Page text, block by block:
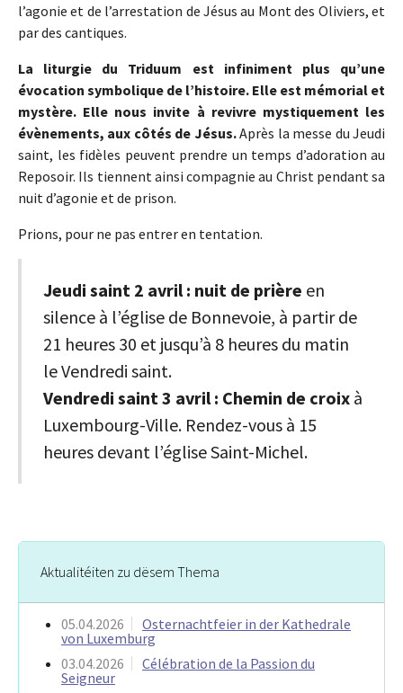
l’agonie et de l’arrestation de Jésus au Mont des Oliviers, et
par des cantiques.
La liturgie du Triduum est infiniment plus qu’une
évocation symbolique de l’histoire. Elle est mémorial et
mystère. Elle nous invite à revivre mystiquement les
évènements, aux côtés de Jésus.Après la messe du Jeudi
saint, les fidèles peuvent prendre un temps d’adoration au
Reposoir. Ils tiennent ainsi compagnie au Christ pendant sa
nuit d’agonie et de prison.
Prions, pour ne pas entrer en tentation.
Jeudi saint 2 avril : nuit de prière en
silence à l’église de Bonnevoie, à partir de
21 heures 30 et jusqu’à 8 heures du matin
le Vendredi saint.
Vendredi saint 3 avril : Chemin de croix à
Luxembourg-Ville. Rendez-vous à 15
heures devant l’église Saint-Michel.
Aktualitéiten zu dësem Thema
05.04.2026
Osternachtfeier in der Kathedrale
von Luxemburg
03.04.2026
Célébration de la Passion du
Seigneur